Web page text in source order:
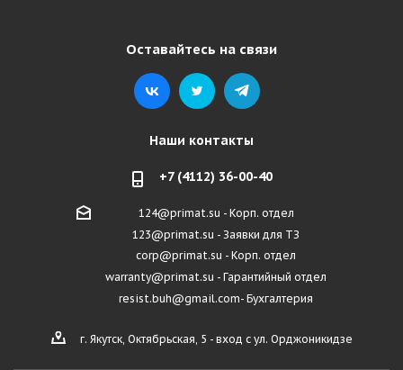
Оставайтесь на связи
Наши контакты
+7 (4112) 36-00-40
124@primat.su - Корп. отдел
123@primat.su - Заявки для ТЗ
corp@primat.su - Корп. отдел
warranty@primat.su - Гарантийный отдел
resist.buh@gmail.com- Бухгалтерия
г. Якутск, Октябрьская, 5 - вход с ул. Орджоникидзе